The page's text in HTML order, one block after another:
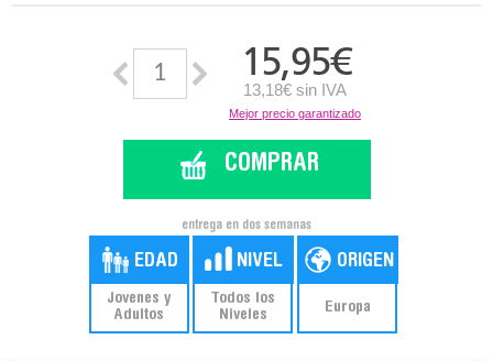
15,95€
13,18€ sin IVA
Mejor precio garantizado
COMPRAR
entrega en dos semanas
Jovenes y
Adultos
Todos los
Niveles
Europa